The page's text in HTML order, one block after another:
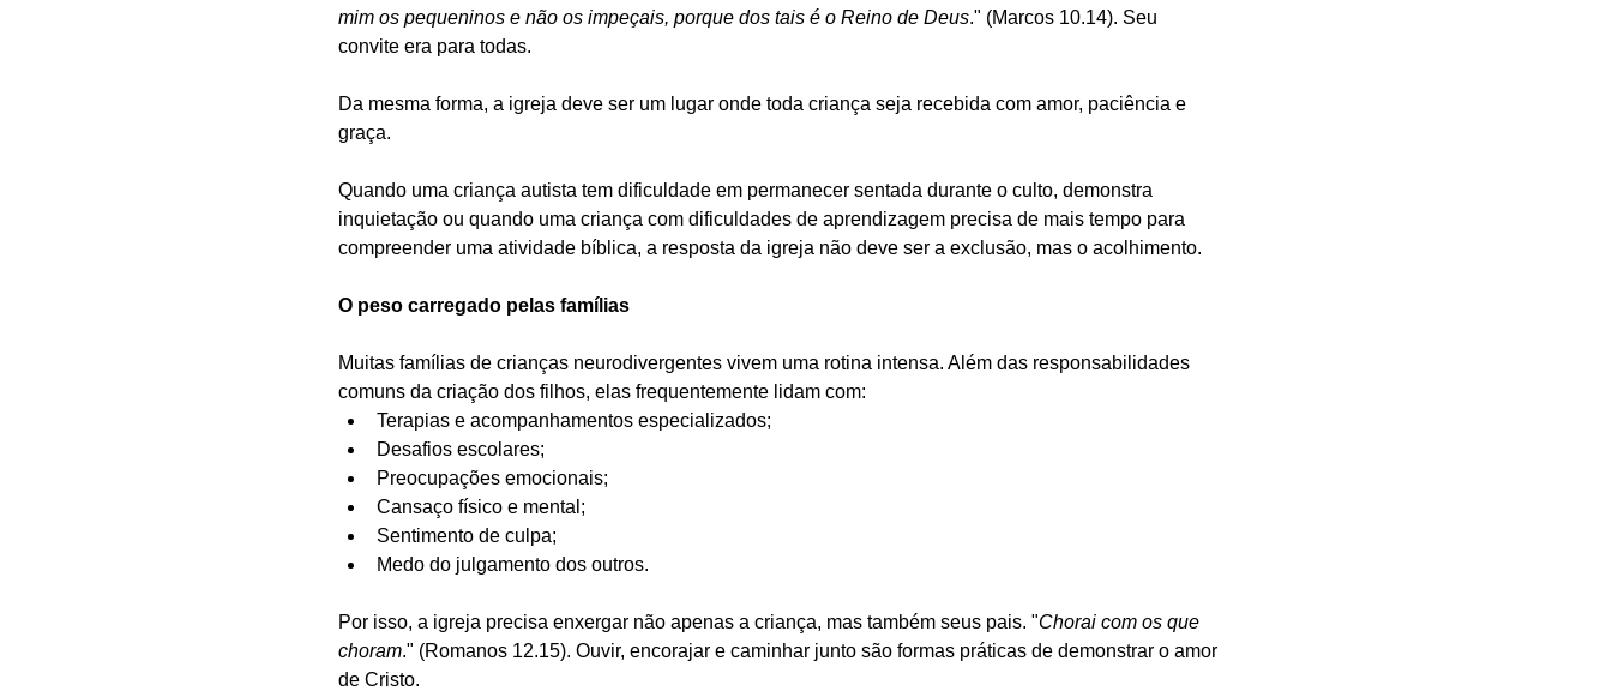
mim os pequeninos e não os impeçais, porque dos tais é o Reino de Deus." (Marcos 10.14). Seu
convite era para todas.
Da mesma forma, a igreja deve ser um lugar onde toda criança seja recebida com amor, paciência e
graça.
Quando uma criança autista tem dificuldade em permanecer sentada durante o culto, demonstra
inquietação ou quando uma criança com dificuldades de aprendizagem precisa de mais tempo para
compreender uma atividade bíblica, a resposta da igreja não deve ser a exclusão, mas o acolhimento.
O peso carregado pelas famílias
Muitas famílias de crianças neurodivergentes vivem uma rotina intensa. Além das responsabilidades
comuns da criação dos filhos, elas frequentemente lidam com:
Terapias e acompanhamentos especializados;
Desafios escolares;
Preocupações emocionais;
Cansaço físico e mental;
Sentimento de culpa;
Medo do julgamento dos outros.
Por isso, a igreja precisa enxergar não apenas a criança, mas também seus pais. "Chorai com os que
choram." (Romanos 12.15). Ouvir, encorajar e caminhar junto são formas práticas de demonstrar o amor
de Cristo.